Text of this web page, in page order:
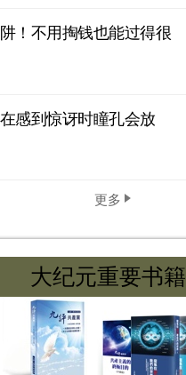
！不用掏钱也能过得很
感到惊讶时瞳孔会放
更多
大纪元重要书籍